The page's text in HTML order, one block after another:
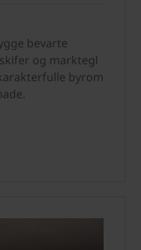
bevarte
og marktegl
byrom